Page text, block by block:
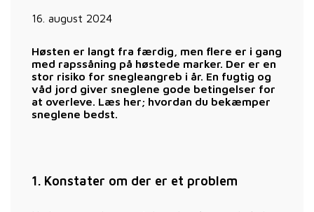
16. august 2024
Høsten er langt fra færdig, men flere er i gang
med rapssåning på høstede marker. Der er en
stor risiko for snegleangreb i år. En fugtig og
våd jord giver sneglene gode betingelser for
at overleve. Læs her; hvordan du bekæmper
sneglene bedst.
1. Konstater om der er et problem